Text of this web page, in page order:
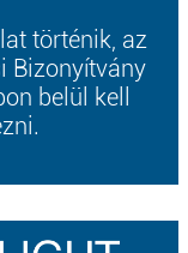
történik, az
Bizonyítvány
belül kell